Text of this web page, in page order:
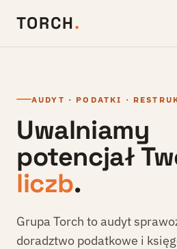
TORCH.
AUDYT · PODATKI ·
Uwalniamy
potencjał
liczb.
Grupa Torch to audyt
doradztwo podatkowe i